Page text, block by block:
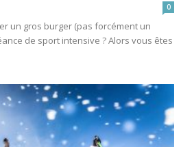
0
un gros burger (pas forcément un
de sport intensive ? Alors vous êtes